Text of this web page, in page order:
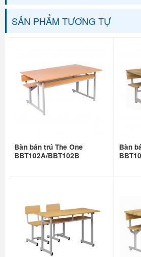
SẢN PHẨM TƯƠNG TỰ
Bàn bán trú The One
BBT102A/BBT102B
Bàn